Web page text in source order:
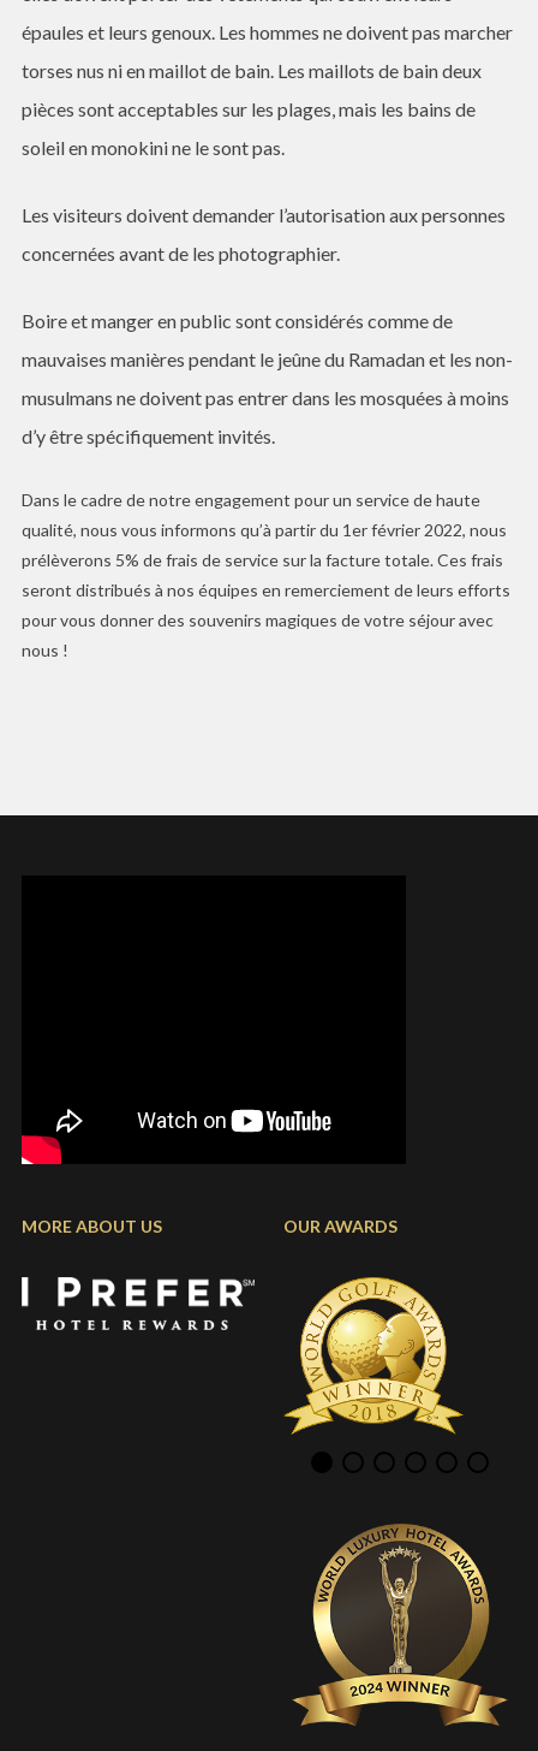
épaules et leurs genoux. Les hommes ne doivent pas marcher
torses nus ni en maillot de bain. Les maillots de bain deux
pièces sont acceptables sur les plages, mais les bains de
soleil en monokini ne le sont pas.
Les visiteurs doivent demander l’autorisation aux personnes
concernées avant de les photographier.
Boire et manger en public sont considérés comme de
mauvaises manières pendant le jeûne du Ramadan et les non-
musulmans ne doivent pas entrer dans les mosquées à moins
d’y être spécifiquement invités.
Dans le cadre de notre engagement pour un service de haute
qualité, nous vous informons qu’à partir du 1er février 2022, nous
prélèverons 5% de frais de service sur la facture totale. Ces frais
seront distribués à nos équipes en remerciement de leurs efforts
pour vous donner des souvenirs magiques de votre séjour avec
nous !
MORE ABOUT US OUR AWARDS